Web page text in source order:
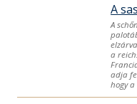
A
A
a
adja
hogy a